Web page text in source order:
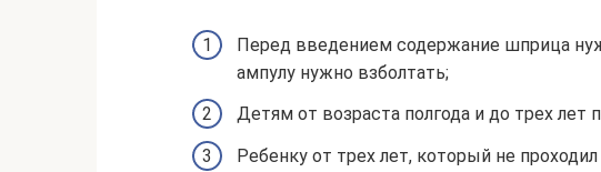
Перед введением содержание шприца
ампулу нужно взболтать;
Детям от возраста полгода и до трех лет
Ребенку от трех лет, который не